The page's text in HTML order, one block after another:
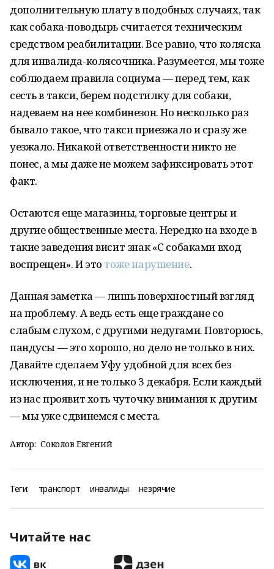
дополнительную плату в подобных случаях, так
как собака-поводырь считается техническим
средством реабилитации. Все равно, что коляска
для инвалида-колясочника. Разумеется, мы тоже
соблюдаем правила социума — перед тем, как
сесть в такси, берем подстилку для собаки,
надеваем на нее комбинезон. Но несколько раз
бывало такое, что такси приезжало и сразу же
уезжало. Никакой ответственности никто не
понес, а мы даже не можем зафиксировать этот
факт.
Остаются еще магазины, торговые центры и
другие общественные места. Нередко на входе в
такие заведения висит знак «С собаками вход
воспрещен». И это тоже нарушение.
Данная заметка — лишь поверхностный взгляд
на проблему. А ведь есть еще граждане со
слабым слухом, с другими недугами. Повторюсь,
пандусы — это хорошо, но дело не только в них.
Давайте сделаем Уфу удобной для всех без
исключения, и не только 3 декабря. Если каждый
из нас проявит хоть чуточку внимания к другим
— мы уже сдвинемся с места.
Автор: Соколов Евгений
Теги: транспорт инвалиды незрячие
Читайте нас